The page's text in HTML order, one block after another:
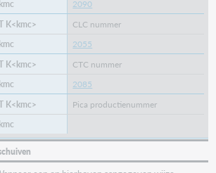
2090
CLC nummer
2055
CTC nummer
2085
Pica productienummer